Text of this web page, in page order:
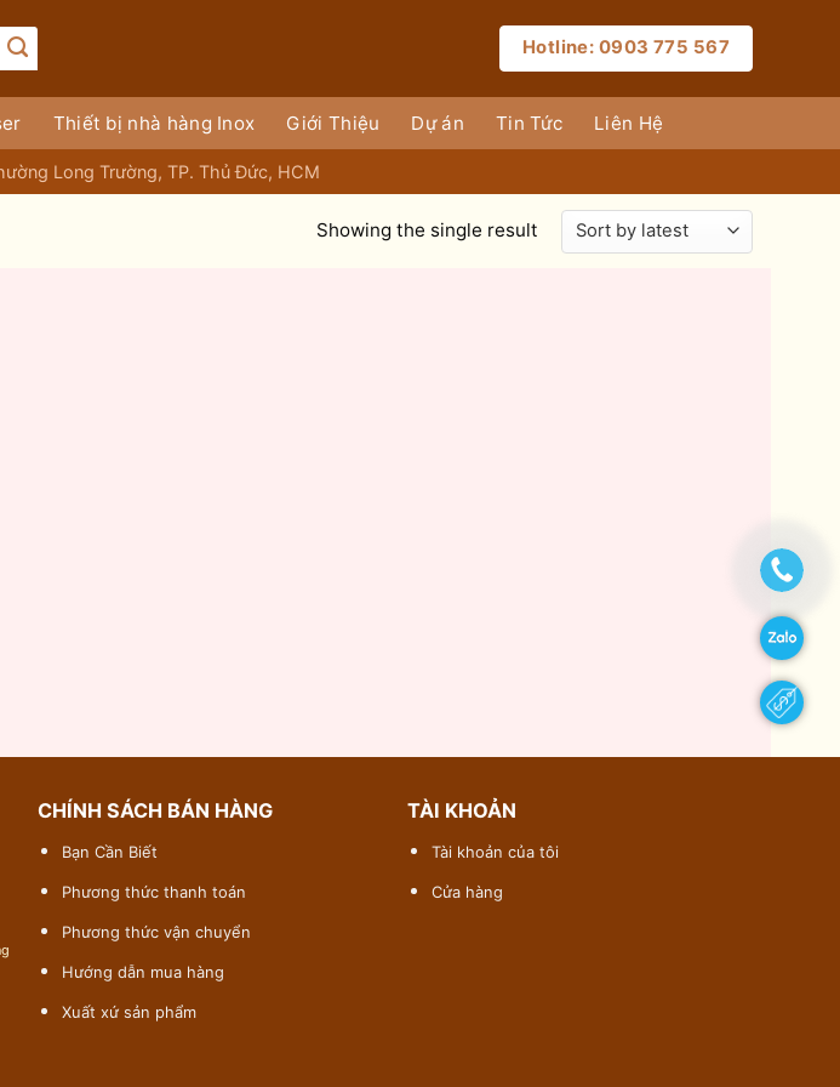
Hotline: 0903 775 567
Thiết bị nhà hàng Inox Giới Thiệu Dự án Tin Tức Liên Hệ
Long Trường, TP. Thủ Đức, HCM
Showing the single result
CHÍNH SÁCH BÁN HÀNG
Bạn Cần Biết
Phương thức thanh toán
Phương thức vận chuyển
Hướng dẫn mua hàng
Xuất xứ sản phẩm
TÀI KHOẢN
Tài khoản của tôi
Cửa hàng